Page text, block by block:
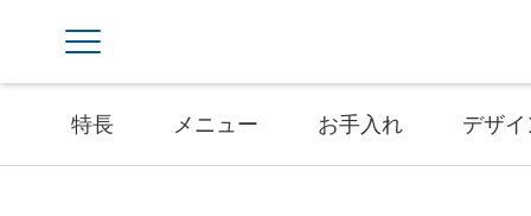
特長 メニュー お手入れ デザイ